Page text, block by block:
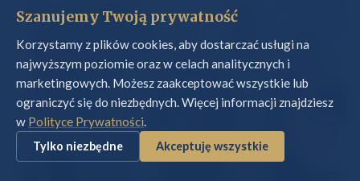
Szanujemy Twoją prywatność
Korzystamy z plików cookies, aby dostarczać usługi na
najwyższym poziomie oraz w celach analitycznych i
marketingowych. Możesz zaakceptować wszystkie lub
ograniczyć się do niezbędnych. Więcej informacji znajdziesz
w Polityce Prywatności.
Tylko niezbędne Akceptuję wszystkie